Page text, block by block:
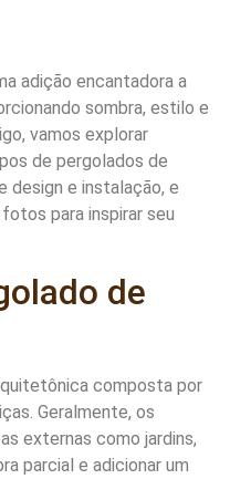
adição encantadora a
sombra, estilo e
vamos explorar
de pergolados de
design e instalação, e
para inspirar seu
de
composta por
Geralmente, os
externas como jardins,
parcial e adicionar um